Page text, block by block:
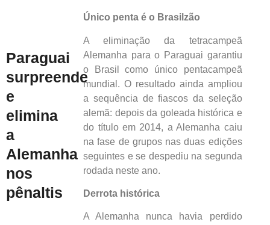
Paraguai
surpreende
e
elimina
a
Alemanha
nos
pênaltis
Único penta é o Brasilzão
A eliminação da tetracampeã
Alemanha para o Paraguai garantiu
o Brasil como único pentacampeã
mundial. O resultado ainda ampliou
a sequência de fiascos da seleção
alemã: depois da goleada histórica e
do título em 2014, a Alemanha caiu
na fase de grupos nas duas edições
seguintes e se despediu na segunda
rodada neste ano.
Derrota histórica
A Alemanha nunca havia perdido